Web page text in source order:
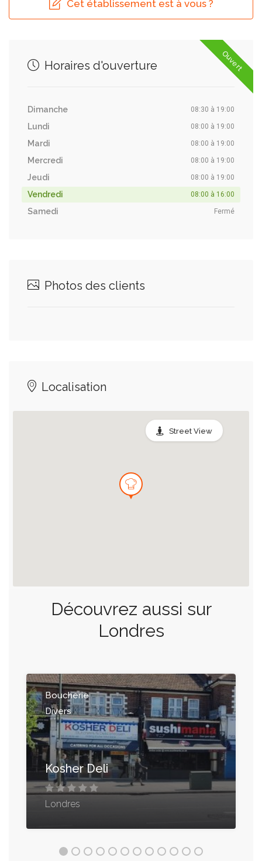
Cet établissement est à vous ?
Ouvert
Horaires d'ouverture
Dimanche 08:30 à 19:00
Lundi 08:00 à 19:00
Mardi 08:00 à 19:00
Mercredi 08:00 à 19:00
Jeudi 08:00 à 19:00
Vendredi 08:00 à 16:00
Samedi Fermé
Photos des clients
Localisation
Street View
Découvrez aussi sur
Londres
Boucherie
Divers
Kosher Deli
Londres